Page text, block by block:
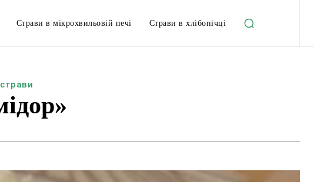
Страви в мікрохвильовій печі Страви в хлібопічці